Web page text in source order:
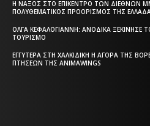
Η ΝΆΞΟΣ ΣΤΟ ΕΠΊΚΕΝΤΡΟ ΤΩΝ ΔΙΕΘΝΏΝ
ΠΟΛΥΘΕΜΑΤΙΚΌΣ ΠΡΟΟΡΙΣΜΌΣ ΤΗΣ
ΌΛΓΑ ΚΕΦΑΛΟΓΙΆΝΝΗ: ΑΝΟΔΙΚΆ ΞΕΚΊΝΗΣΕ
ΤΟΥΡΙΣΜΌ
ΕΓΓΎΤΕΡΑ ΣΤΗ ΧΑΛΚΙΔΙΚΉ Η ΑΓΟΡΆ ΤΗΣ
ΠΤΉΣΕΩΝ ΤΗΣ ANIMAWINGS